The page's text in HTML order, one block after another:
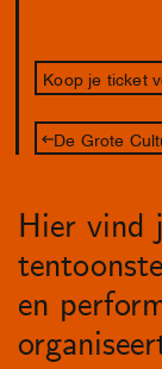
Koop je ticket
Hier vind
en